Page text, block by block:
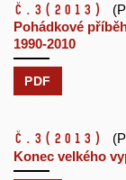
č.3 (2013)
Pohádkové
1990-2010
PDF
č.3 (2013)
Konec velkého